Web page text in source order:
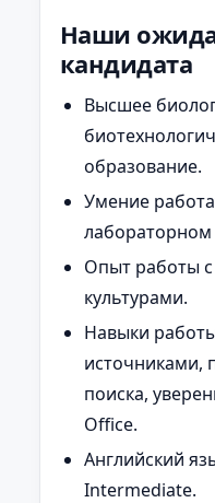
Наши
кандидата
Высшее
образование.
Умение
Опыт работы
культурами.
Навыки
источниками,
поиска,
Office.
Английский
Intermediate.